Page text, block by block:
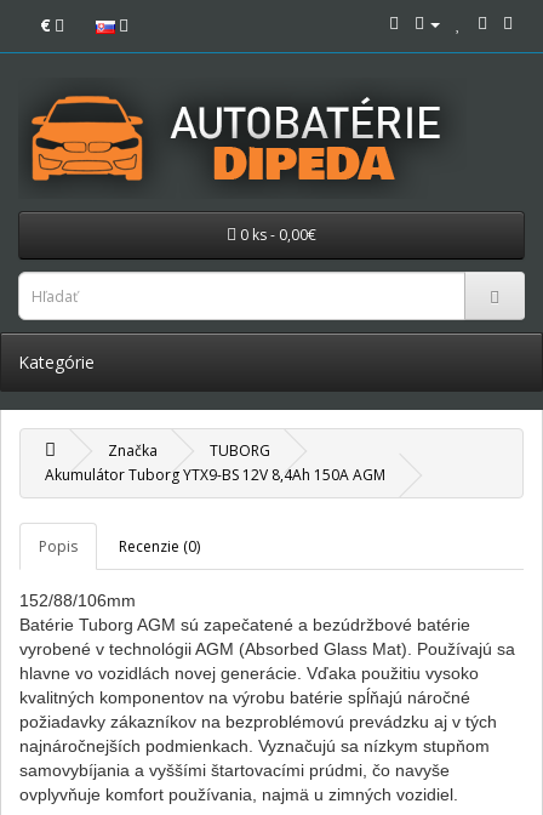
€
0 ks - 0,00€
Kategórie
Značka
TUBORG
Akumulátor Tuborg YTX9-BS 12V 8,4Ah 150A AGM
Popis Recenzie (0)
152/88/106mm
Batérie Tuborg AGM sú zapečatené a bezúdržbové batérie
vyrobené v technológii AGM (Absorbed Glass Mat). Používajú sa
hlavne vo vozidlách novej generácie. Vďaka použitiu vysoko
kvalitných komponentov na výrobu batérie spĺňajú náročné
požiadavky zákazníkov na bezproblémovú prevádzku aj v tých
najnáročnejších podmienkach. Vyznačujú sa nízkym stupňom
samovybíjania a vyššími štartovacími prúdmi, čo navyše
ovplyvňuje komfort používania, najmä u zimných vozidiel.